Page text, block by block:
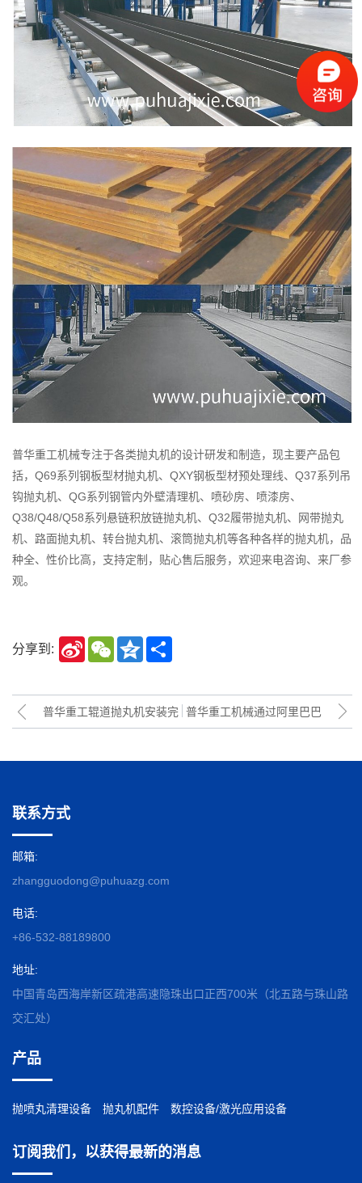
普华重工机械专注于各类抛丸机的设计研发和制造，现主要产品包
括，Q69系列钢板型材抛丸机、QXY钢板型材预处理线、Q37系列吊
钩抛丸机、QG系列钢管内外壁清理机、喷砂房、喷漆房、
Q38/Q48/Q58系列悬链积放链抛丸机、Q32履带抛丸机、网带抛丸
机、路面抛丸机、转台抛丸机、滚筒抛丸机等各种各样的抛丸机，品
种全、性价比高，支持定制，贴心售后服务，欢迎来电咨询、来厂参
观。
分享到:
Sina
Weibo
WeChatQzone
普华重工辊道抛丸机安装完 普华重工机械通过阿里巴巴
联系方式
邮箱:
zhangguodong@puhuazg.com
电话:
+86-532-88189800
地址:
中国青岛西海岸新区疏港高速隐珠出口正西700米（北五路与珠山路
交汇处）
产品
抛喷丸清理设备 抛丸机配件 数控设备/激光应用设备
订阅我们，以获得最新的消息